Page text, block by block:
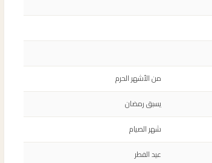
من الأشهر الحرم
يسبق رمضان
شهر الصيام
عيد الفطر